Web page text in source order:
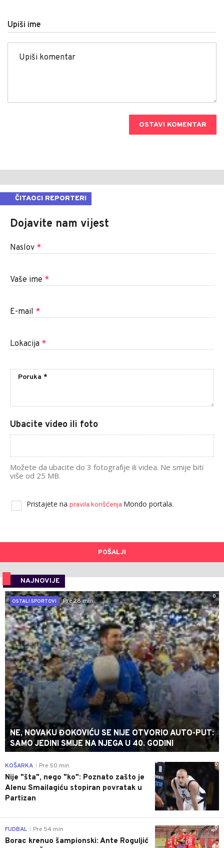
Upiši ime
OSTAVI KOMENTAR
ČITAOCI REPORTERI
Dojavite nam vijest
Naslov *
Vaše ime *
E-mail *
Lokacija *
Ubacite video ili foto
Možete da ubacite do 3 fotografije ili videa. Ne smije biti
više od 25 MB.
Pristajete na pravila korišćenja Mondo portala.
POŠALJI
NAJNOVIJE
0
OSTALI SPORTOVI
Pre 28 min
NE, NOVAKU ĐOKOVIĆU SE NIJE OTVORIO AUTO-PUT:
SAMO JEDINI SMIJE NA NJEGA U 40. GODINI
0
KOŠARKA Pre 50 min
Nije "šta", nego "ko": Poznato zašto je
Alenu Smailagiću stopiran povratak u
Partizan
0
FUDBAL Pre 54 min
Borac krenuo šampionski: Ante Roguljić